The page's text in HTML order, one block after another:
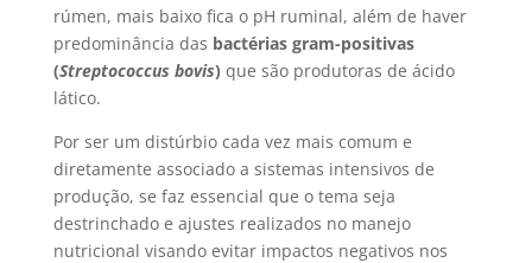
rúmen, mais baixo fica o pH ruminal, além de haver
predominância das bactérias gram-positivas
(Streptococcus bovis) que são produtoras de ácido
lático.
Por ser um distúrbio cada vez mais comum e
diretamente associado a sistemas intensivos de
produção, se faz essencial que o tema seja
destrinchado e ajustes realizados no manejo
nutricional visando evitar impactos negativos nos